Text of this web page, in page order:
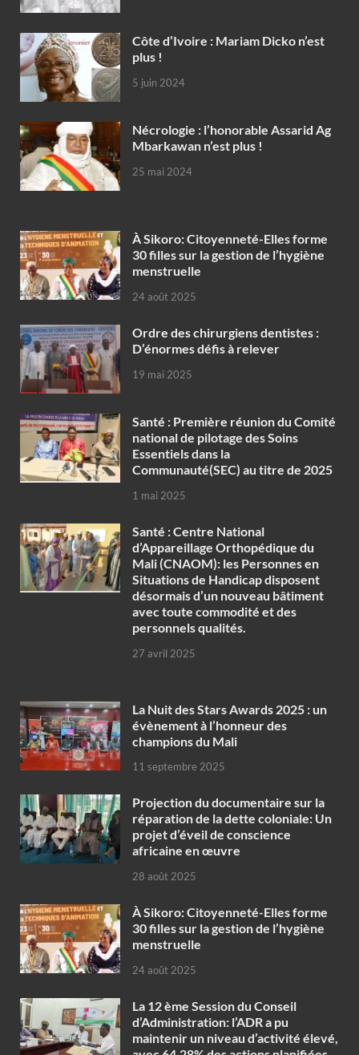
Côte d’Ivoire : Mariam Dicko n’est
plus !
5 juin 2024
Nécrologie : l’honorable Assarid Ag
Mbarkawan n’est plus !
25 mai 2024
À Sikoro: Citoyenneté-Elles forme
30 filles sur la gestion de l’hygiène
menstruelle
24 août 2025
Ordre des chirurgiens dentistes :
D’énormes défis à relever
19 mai 2025
Santé : Première réunion du Comité
national de pilotage des Soins
Essentiels dans la
Communauté(SEC) au titre de 2025
1 mai 2025
Santé : Centre National
d’Appareillage Orthopédique du
Mali (CNAOM): les Personnes en
Situations de Handicap disposent
désormais d’un nouveau bâtiment
avec toute commodité et des
personnels qualités.
27 avril 2025
‎La Nuit des Stars Awards 2025 : un
évènement à l’honneur des
champions du Mali
11 septembre 2025
Projection du documentaire sur la
réparation de la dette coloniale: Un
projet d’éveil de conscience
africaine en œuvre‎
28 août 2025
À Sikoro: Citoyenneté-Elles forme
30 filles sur la gestion de l’hygiène
menstruelle
24 août 2025
La 12 ème Session du Conseil
d’Administration: l’ADR a pu
maintenir un niveau d’activité élevé,